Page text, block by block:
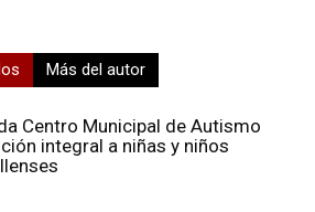
Más del autor
Centro Municipal de Autismo
integral a niñas y niños